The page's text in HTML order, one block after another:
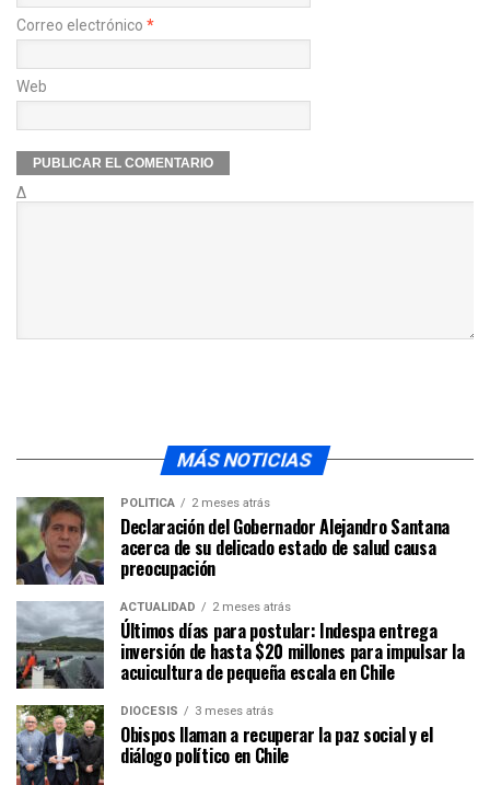
Correo electrónico *
Web
Δ
MÁS NOTICIAS
POLÍTICA 2 meses atrás
Declaración del Gobernador Alejandro Santana
acerca de su delicado estado de salud causa
preocupación
ACTUALIDAD 2 meses atrás
Últimos días para postular: Indespa entrega
inversión de hasta $20 millones para impulsar la
acuicultura de pequeña escala en Chile
DIÓCESIS 3 meses atrás
Obispos llaman a recuperar la paz social y el
diálogo político en Chile